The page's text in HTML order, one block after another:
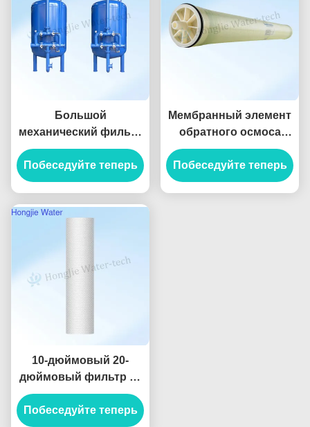
Большой
механический фильтр
из углеродистой стали
50 т/ч для удаления
ионов железа и
Побеседуйте теперь
Мембранный элемент
обратного осмоса
8040 с высокой
степенью опреснения
и 99%
Побеседуйте теперь
10-дюймовый 20-
дюймовый фильтр из
полипропиленового
хлопка и
Побеседуйте теперь